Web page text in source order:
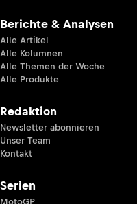
Berichte & Analysen
Alle Artikel
Alle Kolumnen
Alle Themen der Woche
Alle Produkte
Redaktion
Newsletter abonnieren
Unser Team
Kontakt
Serien
MotoGP